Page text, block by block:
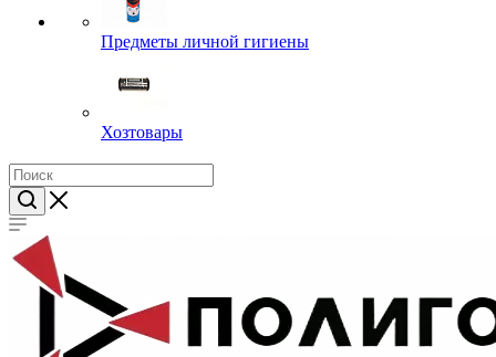
Предметы личной гигиены
Хозтовары